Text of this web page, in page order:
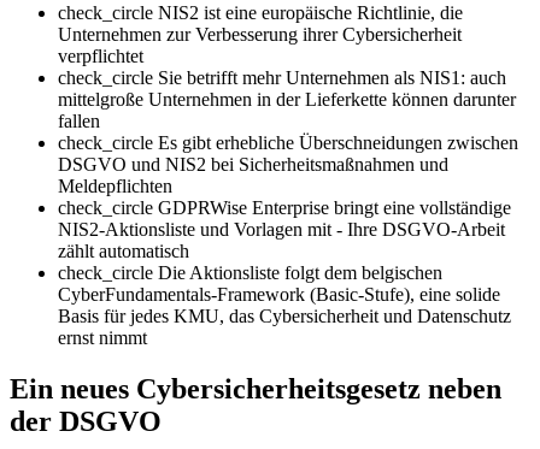
check_circle NIS2 ist eine europäische Richtlinie, die
Unternehmen zur Verbesserung ihrer Cybersicherheit
verpflichtet
check_circle Sie betrifft mehr Unternehmen als NIS1: auch
mittelgroße Unternehmen in der Lieferkette können darunter
fallen
check_circle Es gibt erhebliche Überschneidungen zwischen
DSGVO und NIS2 bei Sicherheitsmaßnahmen und
Meldepflichten
check_circle GDPRWise Enterprise bringt eine vollständige
NIS2-Aktionsliste und Vorlagen mit - Ihre DSGVO-Arbeit
zählt automatisch
check_circle Die Aktionsliste folgt dem belgischen
CyberFundamentals-Framework (Basic-Stufe), eine solide
Basis für jedes KMU, das Cybersicherheit und Datenschutz
ernst nimmt
Ein neues Cybersicherheitsgesetz neben
der DSGVO